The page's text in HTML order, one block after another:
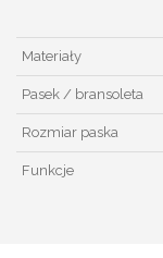
Materiały
Pasek / bransoleta
Rozmiar paska
Funkcje